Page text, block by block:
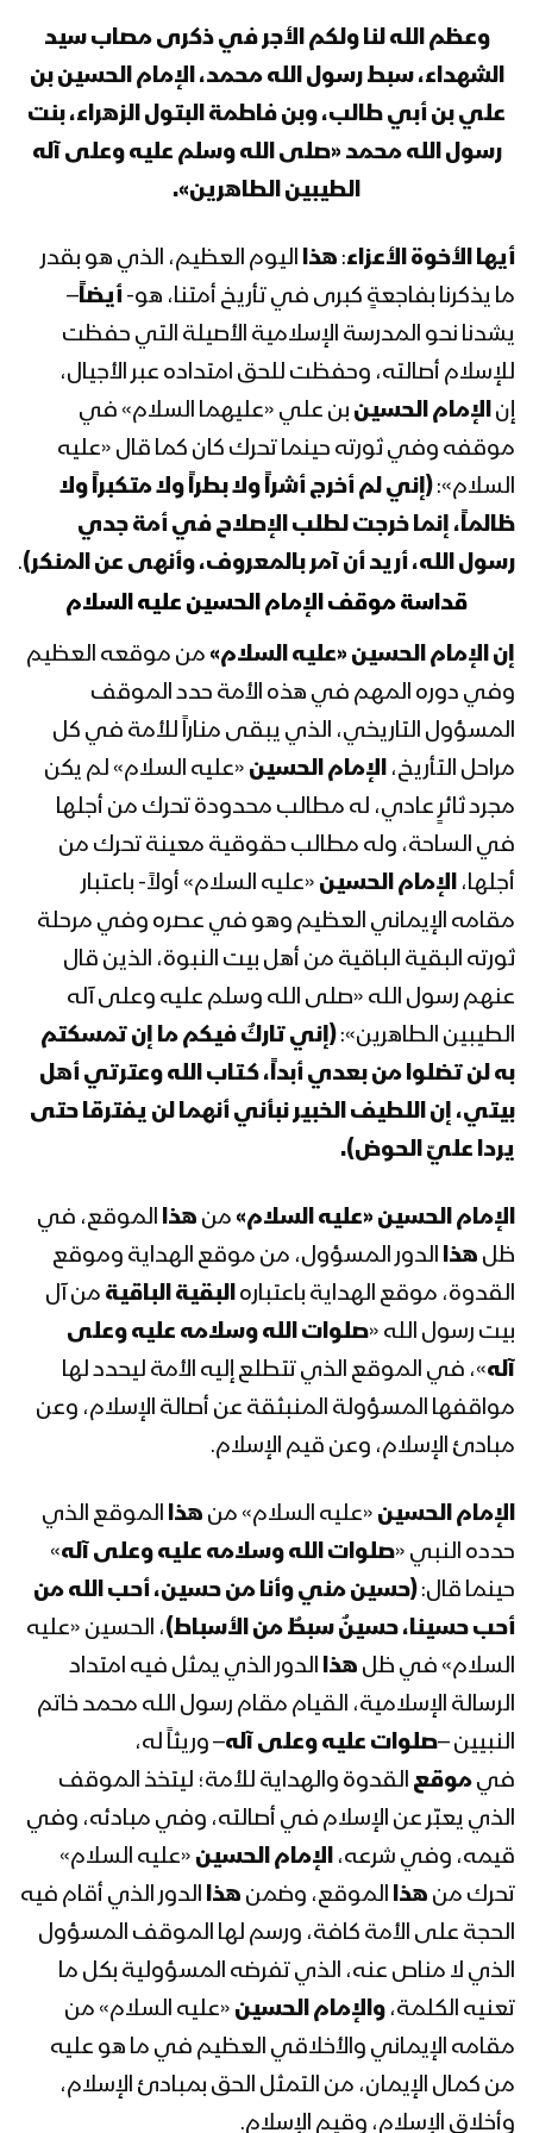
محور خب الشعف بمناسبة ذكرى عاشوراء
حجة – رسائل المجاهدين المرابطين في
جبل النار بمناسبة ذكرى عاشوراء – 1445هـ
نجران – رسائل المجاهدين المرابطين في
جبهتي الظهرة والأجاشر بمناسبة ذكرى
عاشوراء – 1445هـ
مونتاج زامل على رمال الطف – عيسى
الليث 1445هـ
يزيد وخطورته على الإسلام – القول
السديد 1445هـ
مأرب – رسائل المجاهدين المرابطين في
1445هـ
زامل فاجعة كربلاء | عيسى الليث 1445هـ
خطاب السيد القائد عبدالملك بدرالدين
1445هـ
موقف الإمام الحسين “عليه السلام” –
القول السديد 1445هـ
تعز – مقابلات مع المجاهدين المرابطين
في جبهات تعز بمناسبة ذكرى عاشوراء –
1445هـ
1445هـ
الحصن الحصين – القول السديد 1445هـ
الإمام الحسين “عليه السلام” – القول
السديد 1445هـ
نشيد درب الحُسين – فرقة أنصار الله & فرقة
إزار 1445هـ
زامل حسينٌ روحُ انتمائي | عيسى الليث –
1444هـ
كلمة قائد الثورة السيد عبدالملك بدرالدين
الحوثي في ذكرى يوم عاشوراء 1444هـ –
08-08-2022م
مسيرات جماهيرية حاشدة في العاصمة
صنعاء وبقية المحافظات إحياءً لذكرى
عاشوراء ونصرة للشعب الفلسطيني 10
وعظم الله لنا ولكم الأجر في ذكرى مصاب سيد
الشهداء، سبط رسول الله محمد، الإمام الحسين بن
علي بن أبي طالب، وبن فاطمة البتول الزهراء، بنت
رسول الله محمد «صلى الله وسلم عليه وعلى آله
الطيبين الطاهرين».
أيها الأخوة الأعزاء: هذا اليوم العظيم، الذي هو بقدر
ما يذكرنا بفاجعةٍ كبرى في تأريخ أمتنا، هو- أيضاً–
يشدنا نحو المدرسة الإسلامية الأصيلة التي حفظت
للإسلام أصالته، وحفظت للحق امتداده عبر الأجيال،
إن الإمام الحسين بن علي «عليهما السلام» في
موقفه وفي ثورته حينما تحرك كان كما قال «عليه
السلام»: (إني لم أخرج أشراً ولا بطراً ولا متكبراً ولا
ظالماً، إنما خرجت لطلب الإصلاح في أمة جدي
رسول الله، أريد أن آمر بالمعروف، وأنهى عن المنكر).
قداسة موقف الإمام الحسين عليه السلام
إن الإمام الحسين «عليه السلام» من موقعه العظيم
وفي دوره المهم في هذه الأمة حدد الموقف
المسؤول التاريخي، الذي يبقى مناراً للأمة في كل
مراحل التأريخ، الإمام الحسين «عليه السلام» لم يكن
مجرد ثائرٍ عادي، له مطالب محدودة تحرك من أجلها
في الساحة، وله مطالب حقوقية معينة تحرك من
أجلها، الإمام الحسين «عليه السلام» أولاً- باعتبار
مقامه الإيماني العظيم وهو في عصره وفي مرحلة
ثورته البقية الباقية من أهل بيت النبوة، الذين قال
عنهم رسول الله «صلى الله وسلم عليه وعلى آله
الطيبين الطاهرين»: (إني تاركٌ فيكم ما إن تمسكتم
به لن تضلوا من بعدي أبداً، كـتاب الله وعترتي أهل
بيتي، إن اللطيف الخبير نبأني أنهما لن يفترقا حتى
يردا عليّ الحوض).
الإمام الحسين «عليه السلام» من هذا الموقع، في
ظل هذا الدور المسؤول، من موقع الهداية وموقع
القدوة، موقع الهداية باعتباره البقية الباقية من آل
بيت رسول الله «صلوات الله وسلامه عليه وعلى
آله»، في الموقع الذي تتطلع إليه الأمة ليحدد لها
مواقفها المسؤولة المنبثقة عن أصالة الإسلام، وعن
مبادئ الإسلام، وعن قيم الإسلام.
الإمام الحسين «عليه السلام» من هذا الموقع الذي
حدده النبي «صلوات الله وسلامه عليه وعلى آله»
حينما قال: (حسين مني وأنا من حسين، أحب الله من
أحب حسينا، حسينٌ سبطٌ من الأسباط)، الحسين «عليه
السلام» في ظل هذا الدور الذي يمثل فيه امتداد
الرسالة الإسلامية، القيام مقام رسول الله محمد خاتم
النبيين –صلوات عليه وعلى آله– وريثاً له،
في موقع القدوة والهداية للأمة؛ ليتخذ الموقف
الذي يعبّر عن الإسلام في أصالته، وفي مبادئه، وفي
قيمه، وفي شرعه، الإمام الحسين «عليه السلام»
تحرك من هذا الموقع، وضمن هذا الدور الذي أقام فيه
الحجة على الأمة كافة، ورسم لها الموقف المسؤول
الذي لا مناص عنه، الذي تفرضه المسؤولية بكل ما
تعنيه الكلمة، والإمام الحسين «عليه السلام» من
مقامه الإيماني والأخلاقي العظيم في ما هو عليه
من كمال الإيمان، من التمثل الحق بمبادئ الإسلام،
وأخلاق الإسلام، وقيم الإسلام.